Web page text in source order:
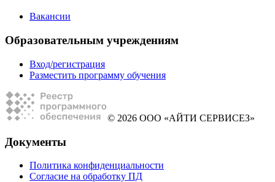
Вакансии
Образовательным учреждениям
Вход/регистрация
Разместить программу обучения
© 2026 ООО «АЙТИ СЕРВИСЕЗ»
Документы
Политика конфиденциальности
Согласие на обработку ПД